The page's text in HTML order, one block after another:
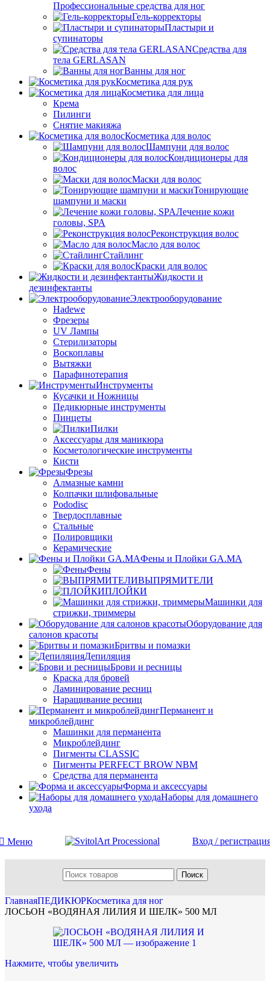
Профессиональные средства для ног
Гель-корректоры
Пластыри и
супинаторы
Средства для
тела GERLASAN
Ванны для ног
Косметика для рук
Косметика для лица
Крема
Пилинги
Снятие макияжа
Косметика для волос
Шампуни для волос
Кондиционеры для
волос
Маски для волос
Тонирующие
шампуни и маски
Лечение кожи
головы, SPA
Реконструкция волос
Масло для волос
Стайлинг
Краски для волос
Жидкости и
дезинфектанты
Электрооборудование
Hadewe
Фрезеры
UV Лампы
Стерилизаторы
Воскоплавы
Вытяжки
Парафинотерапия
Инструменты
Кусачки и Ножницы
Педикюрные инструменты
Пинцеты
Пилки
Аксессуары для маникюра
Косметологические инструменты
Кисти
Фрезы
Алмазные камни
Колпачки шлифовальные
Pododisc
Твердосплавные
Стальные
Полировщики
Керамические
Фены и Плойки GA.MA
Фены
ВЫПРЯМИТЕЛИ
ПЛОЙКИ
Машинки для
стрижки, триммеры
Оборудование для
салонов красоты
Бритвы и помазки
Депиляция
Брови и ресницы
Краска для бровей
Ламинирование ресниц
Наращивание ресниц
Перманент и
микроблейдинг
Машинки для перманента
Микроблейдинг
Пигменты CLASSIC
Пигменты PERFECT BROW NBM
Средства для перманента
Форма и аксессуары
Наборы для домашнего
ухода
Меню Вход /
Поиск
ГлавнаяПЕДИКЮРКосметика для ног
ЛОСЬОН «ВОДЯНАЯ ЛИЛИЯ И ШЕЛК» 500 МЛ
Нажмите, чтобы увеличить